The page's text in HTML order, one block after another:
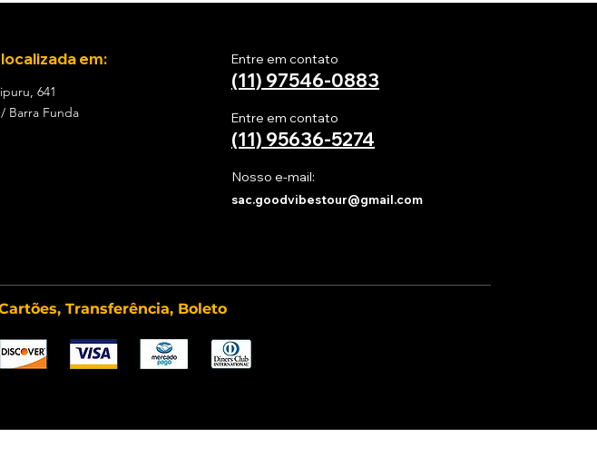
em:
641
Barra Funda
Entre em contato
(11) 97546-0883
Entre em contato
(11) 95636-5274
Nosso e-mail:
sac.goodvibestour@gmail.com
Transferência, Boleto